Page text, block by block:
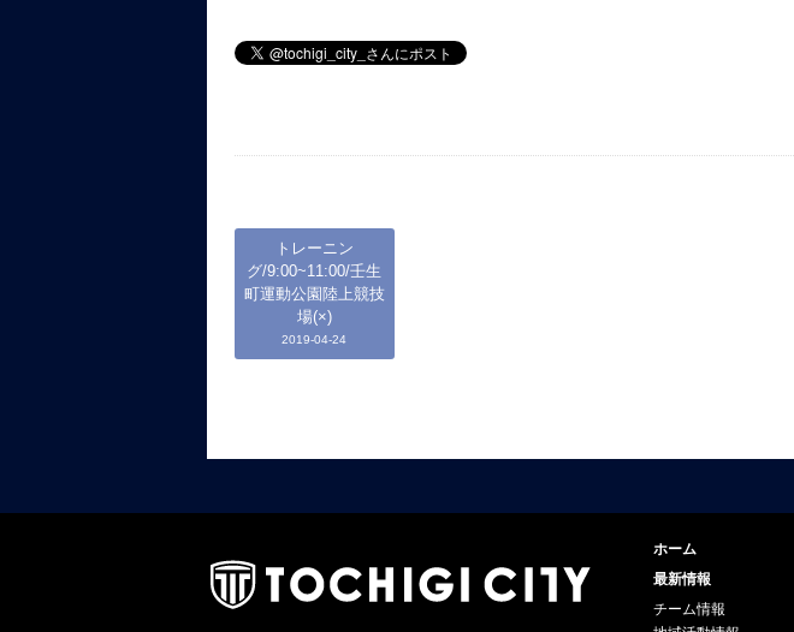
トレーニン
グ/9:00~11:00/壬生
町運動公園陸上競技
場(×)
2019-04-24
ホーム
最新情報
チーム情報